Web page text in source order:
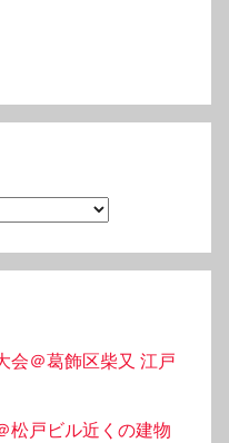
会＠葛飾区柴又 江戸
松戸ビル近くの建物